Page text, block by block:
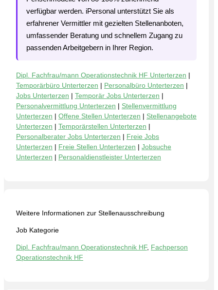
verfügbar werden. iPersonal unterstützt Sie als
erfahrener Vermittler mit gezielten Stellenanboten,
umfassender Beratung und schnellem Zugang zu
passenden Arbeitgebern in Ihrer Region.
Dipl. Fachfrau/mann Operationstechnik HF Unterterzen |
Temporärbüro Unterterzen | Personalbüro Unterterzen |
Jobs Unterterzen | Temporär Jobs Unterterzen |
Personalvermittlung Unterterzen | Stellenvermittlung
Unterterzen | Offene Stellen Unterterzen | Stellenangebote
Unterterzen | Temporärstellen Unterterzen |
Personalberater Jobs Unterterzen | Freie Jobs
Unterterzen | Freie Stellen Unterterzen | Jobsuche
Unterterzen | Personaldienstleister Unterterzen
Weitere Informationen zur Stellenausschreibung
Job Kategorie
Dipl. Fachfrau/mann Operationstechnik HF, Fachperson
Operationstechnik HF